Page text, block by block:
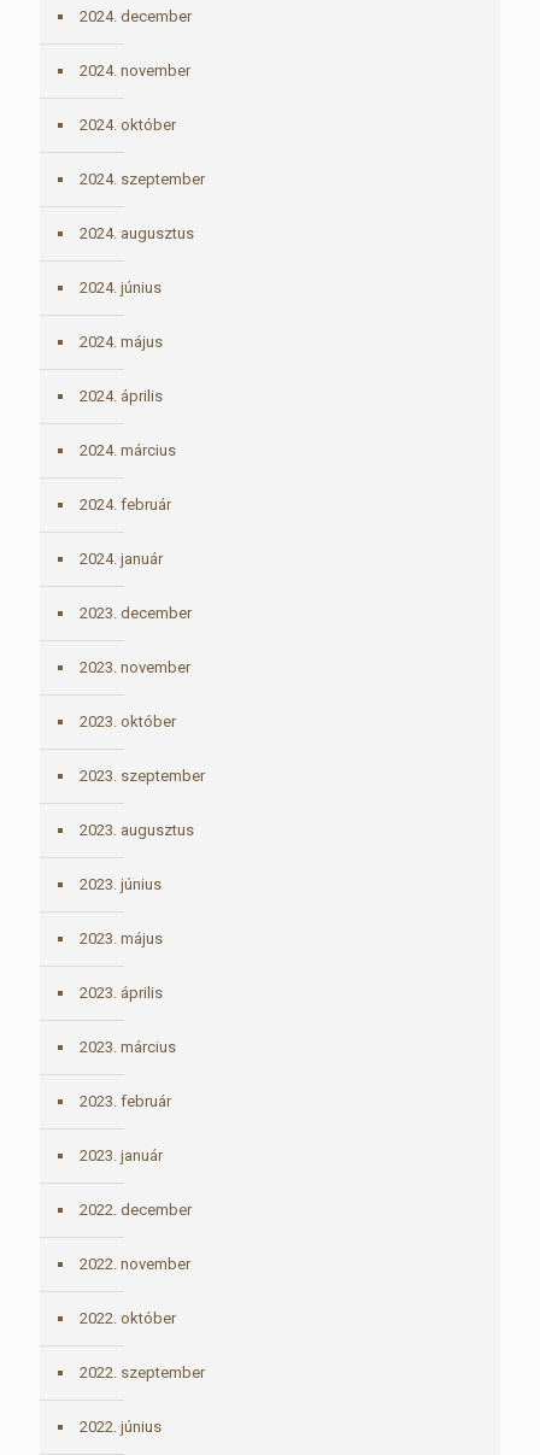
2024. december
2024. november
2024. október
2024. szeptember
2024. augusztus
2024. június
2024. május
2024. április
2024. március
2024. február
2024. január
2023. december
2023. november
2023. október
2023. szeptember
2023. augusztus
2023. június
2023. május
2023. április
2023. március
2023. február
2023. január
2022. december
2022. november
2022. október
2022. szeptember
2022. június